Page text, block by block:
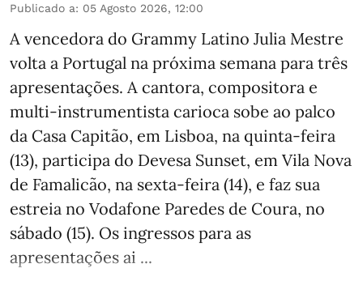
Publicado a: 05 Agosto 2026, 12:00
A vencedora do Grammy Latino Julia Mestre
volta a Portugal na próxima semana para três
apresentações. A cantora, compositora e
multi-instrumentista carioca sobe ao palco
da Casa Capitão, em Lisboa, na quinta-feira
(13), participa do Devesa Sunset, em Vila Nova
de Famalicão, na sexta-feira (14), e faz sua
estreia no Vodafone Paredes de Coura, no
sábado (15). Os ingressos para as
apresentações ai ...